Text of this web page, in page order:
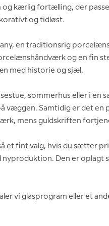
og kærlig fortælling, der
og tidløst.
en traditionsrig
og en fin
med historie og sjæl.
sommerhus eller i
væggen. Samtidig er det
mens guldskriften
et fint valg, hvis du sætter
Den er oplagt
vi glasprogram eller et